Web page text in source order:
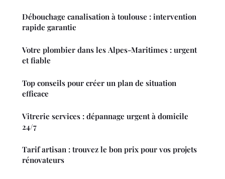
Débouchage canalisation à toulouse : intervention
rapide garantie
Votre plombier dans les Alpes-Maritimes : urgent
et fiable
Top conseils pour créer un plan de situation
efficace
Vitrerie services : dépannage urgent à domicile
24/7
Tarif artisan : trouvez le bon prix pour vos projets
rénovateurs